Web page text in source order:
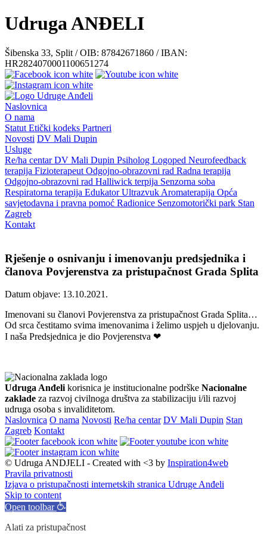
Udruga ANĐELI
Šibenska 33, Split / OIB: 87842671860 / IBAN:
HR2824070001100651274
Naslovnica
O nama
Statut Etički kodeks Partneri
Novosti DV Mali Dupin
Usluge
Re/ha centarDV Mali Dupin Psiholog Logoped Neurofeedback
terapija Fizioterapeut Odgojno-obrazovni rad Radna terapija
Odgojno-obrazovni rad Halliwick terpija Senzorna soba
Respiratorna terapija EdukatorUltrazvuk Aromaterapija Opća
savjetodavna i pravna pomoć Radionice Senzomotorički park Stan
Zagreb
Kontakt
Rješenje o osnivanju i imenovanju predsjednika i
članova Povjerenstva za pristupačnost Grada Splita
Datum objave: 13.10.2021.
Imenovani su članovi Povjerenstva za pristupačnost Grada Splita…
Od srca čestitamo svima imenovanima i želimo uspjeh u djelovanju.
I naša Predsjednica je dio Povjerenstva ❤
Udruga Anđeli korisnica je institucionalne podrške Nacionalne
zaklade za razvoj civilnoga društva za stabilizaciju i/ili razvoj
udruga osoba s invaliditetom.
Naslovnica O nama Novosti Re/ha centar DV Mali Dupin Stan
Zagreb Kontakt
© Udruga ANDJELI - Created with <3 by Inspiration4web
Pravila privatnosti
Izjava o pristupačnosti internetskih stranica Udruge Anđeli
Skip to content
Open toolbar
Alati za pristupačnost